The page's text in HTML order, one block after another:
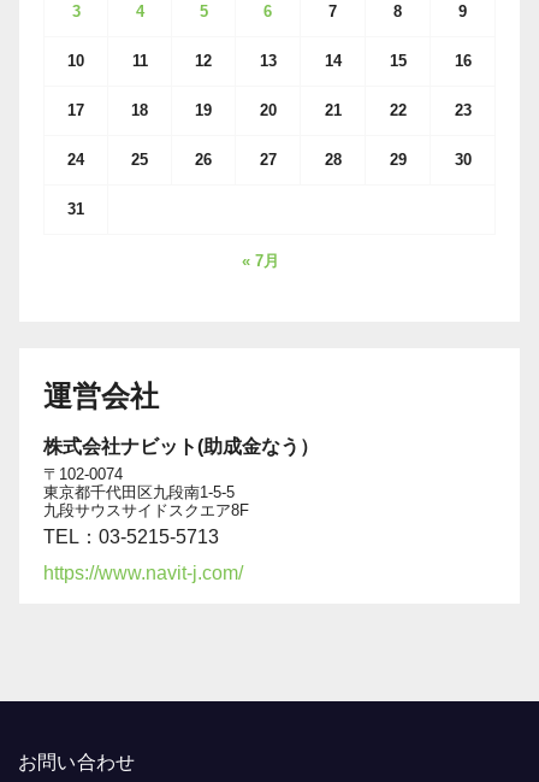
3 4 5 6 7 8 9
10 11 12 13 14 15 16
17 18 19 20 21 22 23
24 25 26 27 28 29 30
31
« 7月
運営会社
株式会社ナビット(助成金なう）
〒102-0074
東京都千代田区九段南1-5-5
九段サウスサイドスクエア8F
TEL：03-5215-5713
https://www.navit-j.com/
お問い合わせ